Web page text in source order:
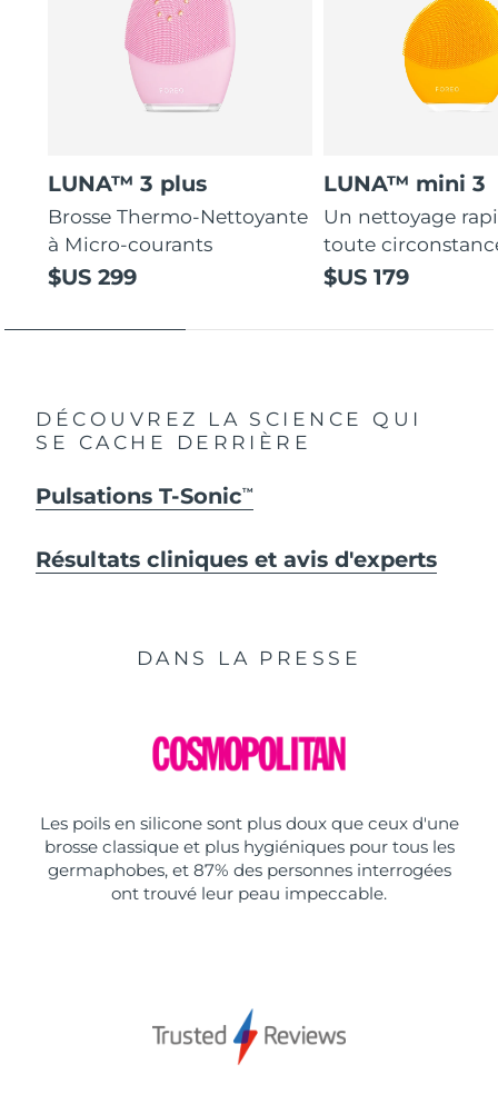
LUNA™ 3 plus
Brosse Thermo-Nettoyante
à Micro-courants
$US 299
LUNA™ mini 3
Un nettoyage
toute
$US 179
DÉCOUVREZ LA SCIENCE QUI
SE CACHE DERRIÈRE
Pulsations T-SonicTM
Résultats cliniques et avis d'experts
DANS LA PRESSE
Les poils en silicone sont plus doux que ceux d'une
brosse classique et plus hygiéniques pour tous les
germaphobes, et 87% des personnes interrogées
ont trouvé leur peau impeccable.